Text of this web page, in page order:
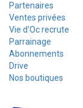
Partenaires
Ventes privées
Vie d'Oc recrute
Parrainage
Abonnements
Drive
Nos boutiques